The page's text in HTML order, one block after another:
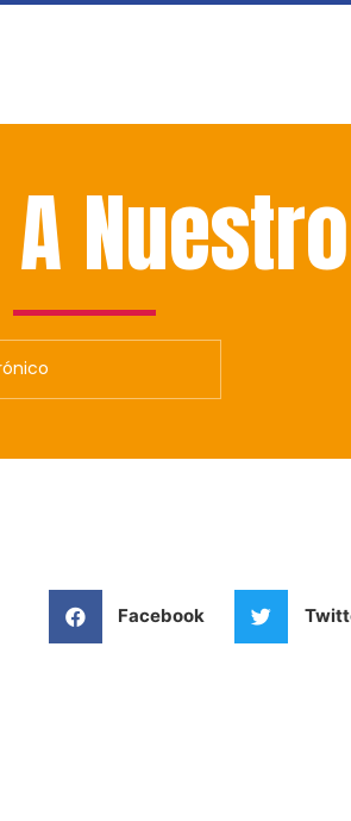
A
Facebook